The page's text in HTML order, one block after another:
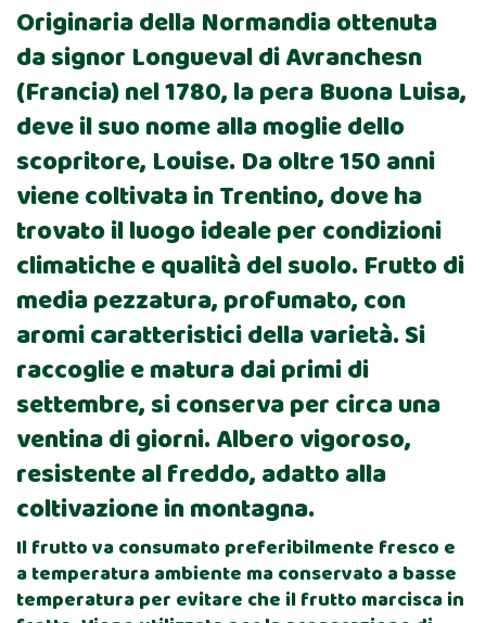
Originaria della Normandia ottenuta
da signor Longueval di Avranchesn
(Francia) nel 1780, la pera Buona Luisa,
deve il suo nome alla moglie dello
scopritore, Louise. Da oltre 150 anni
viene coltivata in Trentino, dove ha
trovato il luogo ideale per condizioni
climatiche e qualità del suolo. Frutto di
media pezzatura, profumato, con
aromi caratteristici della varietà. Si
raccoglie e matura dai primi di
settembre, si conserva per circa una
ventina di giorni. Albero vigoroso,
resistente al freddo, adatto alla
coltivazione in montagna.
Il frutto va consumato preferibilmente fresco e
a temperatura ambiente ma conservato a basse
temperatura per evitare che il frutto marcisca in